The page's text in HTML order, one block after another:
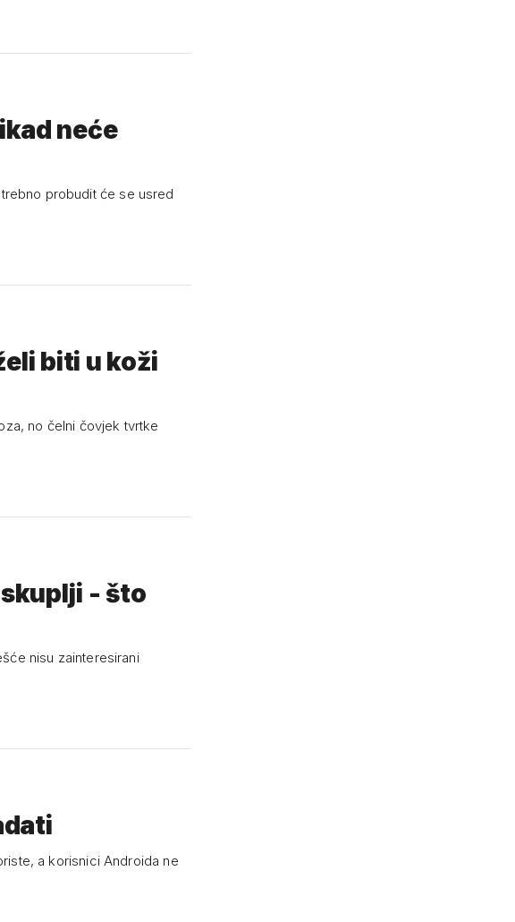
neće
probudit će se usred
biti u koži
no čelni čovjek tvrtke
- što
nisu zainteresirani
a korisnici Androida ne